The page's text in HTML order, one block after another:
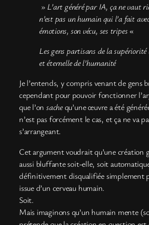
» L’art généré par IA, ça ne vaut
n’est pas un humain qui l’a fait
émotions, son vécu, ses tripes «
Les gens partisans de la
et éternelle de l’humanité
Je l’entends, y compris venant de gens
cependant pour pouvoir fonctionner
que l’onsachequ’une œuvre a été
n’est pas forcément le cas, et ça ne va
s’arrangeant.
Cet argument voudrait qu’une création
aussi bluffante soit-elle, soit
définitivement disqualifiée simplement
issue d’un cerveau humain.
Soit.
Mais imaginons qu’un humain mente